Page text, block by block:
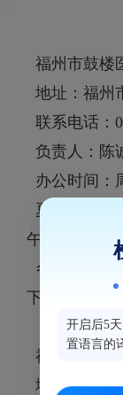
福州市鼓楼
地址：福州
联系电话：
负责人：陈
办公时间：
夏令时（6
午3:00-6:00
冬令时（10
下午2:30-6:00
福州市医疗
地址：鼓楼
开启后5
置语言的